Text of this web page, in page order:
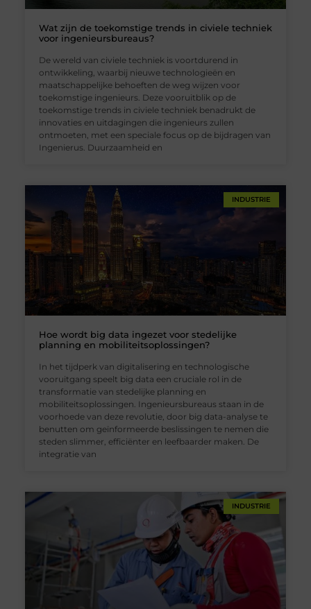
Wat zijn de toekomstige trends in civiele techniek
voor ingenieursbureaus?
De wereld van civiele techniek is voortdurend in
ontwikkeling, waarbij nieuwe technologieën en
maatschappelijke behoeften de weg wijzen voor
toekomstige ingenieurs. Deze vooruitblik op de
toekomstige trends in civiele techniek benadrukt de
innovaties en uitdagingen die ingenieurs zullen
ontmoeten, met een speciale focus op de bijdragen van
Ingenierus. Duurzaamheid en
INDUSTRIE
Hoe wordt big data ingezet voor stedelijke
planning en mobiliteitsoplossingen?
In het tijdperk van digitalisering en technologische
vooruitgang speelt big data een cruciale rol in de
transformatie van stedelijke planning en
mobiliteitsoplossingen. Ingenieursbureaus staan in de
voorhoede van deze revolutie, door big data-analyse te
benutten om geïnformeerde beslissingen te nemen die
steden slimmer, efficiënter en leefbaarder maken. De
integratie van
INDUSTRIE